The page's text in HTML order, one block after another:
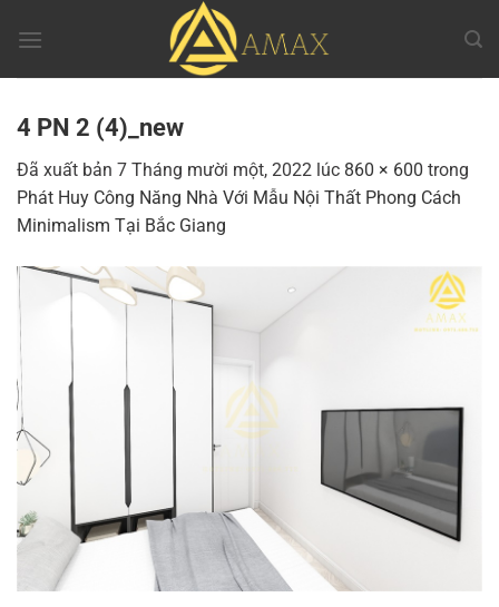
đến
4 PN 2 (4)_new
Đã xuất bản 7 Tháng mười một, 2022 lúc 860 × 600 trong
Phát Huy Công Năng Nhà Với Mẫu Nội Thất Phong Cách
Minimalism Tại Bắc Giang